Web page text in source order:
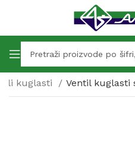
kuglasti Ventil kuglasti